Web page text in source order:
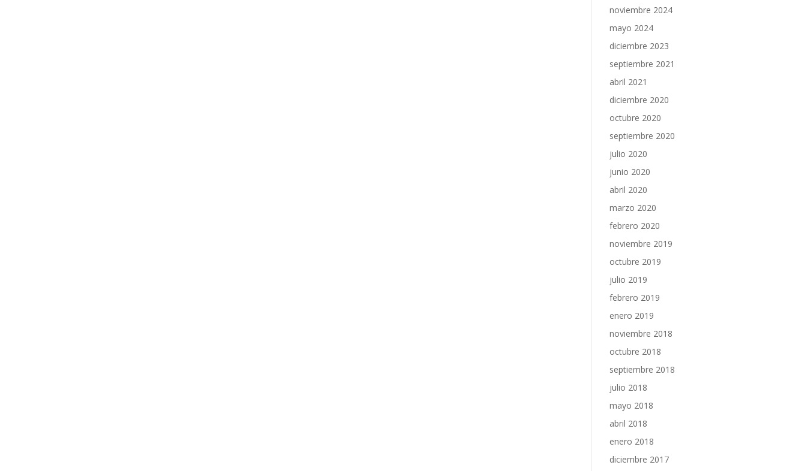
noviembre 2024
mayo 2024
diciembre 2023
septiembre 2021
abril 2021
diciembre 2020
octubre 2020
septiembre 2020
julio 2020
junio 2020
abril 2020
marzo 2020
febrero 2020
noviembre 2019
octubre 2019
julio 2019
febrero 2019
enero 2019
noviembre 2018
octubre 2018
septiembre 2018
julio 2018
mayo 2018
abril 2018
enero 2018
diciembre 2017